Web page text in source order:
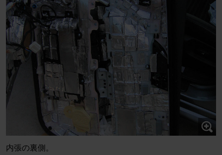
内張の裏側。